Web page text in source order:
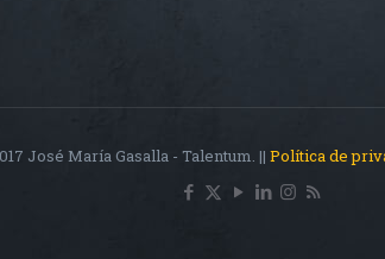
José María Gasalla - Talentum. || Política de